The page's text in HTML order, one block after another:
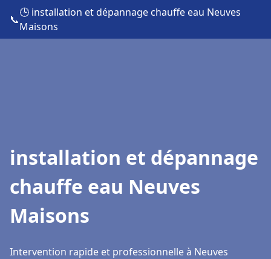
📞
🕒 installation et dépannage chauffe eau Neuves
Maisons
installation et dépannage
chauffe eau Neuves
Maisons
Intervention rapide et professionnelle à Neuves